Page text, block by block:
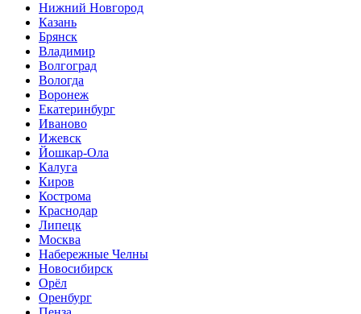
Нижний Нoвгород
Казань
Брянск
Владимир
Волгоград
Вологда
Воронеж
Екатеринбург
Иваново
Ижевск
Йошкар-Ола
Калуга
Киров
Кострома
Краснодар
Липецк
Москва
Набережные Челны
Новосибирск
Орёл
Оренбург